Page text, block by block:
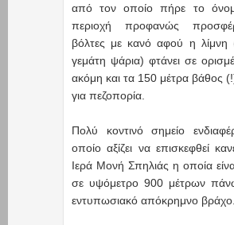
από τον οποίο πήρε το
περιοχή προφανώς
βόλτες με κανό αφού η λίμνη
γεμάτη ψάρια) φτάνει σε
ακόμη και τα 150 μέτρα βάθος
για πεζοπορία.
Πολύ κοντινό σημείο
οποίο αξίζει να επισκεφθεί
Ιερά Μονή Σπηλιάς η οποία
σε υψόμετρο 900 μέτρων
εντυπωσιακό απόκρημνο βράχο.